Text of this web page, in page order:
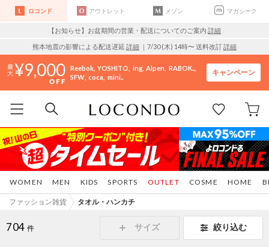
ロコンド アウトレット メゾン マガシーク
【お知らせ】お盆期間の営業・配送についてのご案内 詳細
熊本地震の影響による配送遅延 詳細 ｜7/30 (木) 14時〜 送料改訂詳細
9,000 Reebok YOSHITO ing Alpen
RABOK..
SFW coca mini..
キャンペーン
WOMEN MEN KIDS SPORTS COSME HOME
OUTLET
ファッション雑貨 タオル・ハンカチ
704 件 サイズ 絞り込む